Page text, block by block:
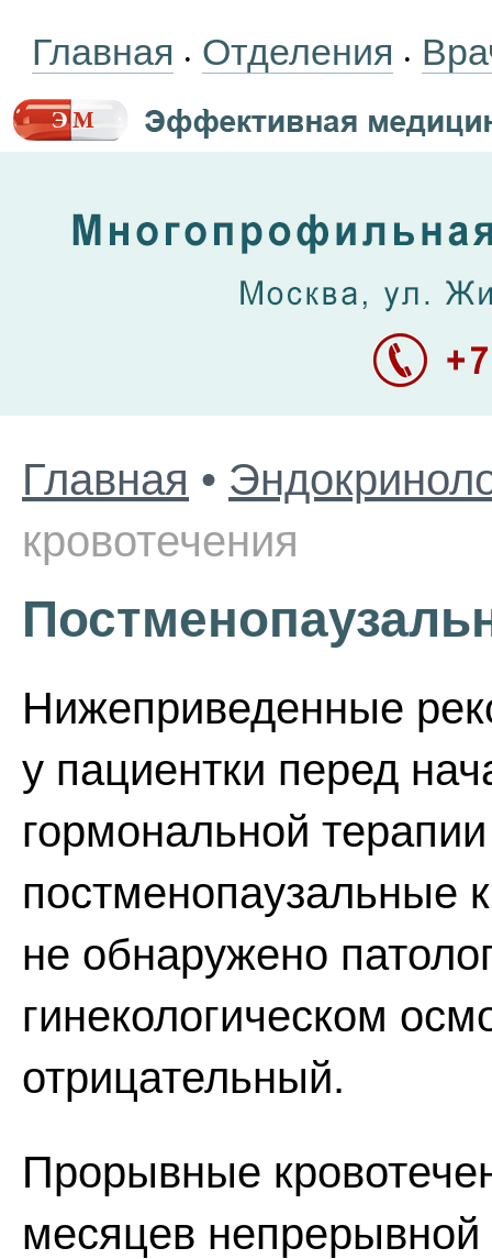
Главная • Отделения •
Главная •
кровотечения
Нижеприведенные
у пациентки перед
гормональной
постменопаузальные
не обнаружено
гинекологическом
отрицательный.
Прорывные
месяцев